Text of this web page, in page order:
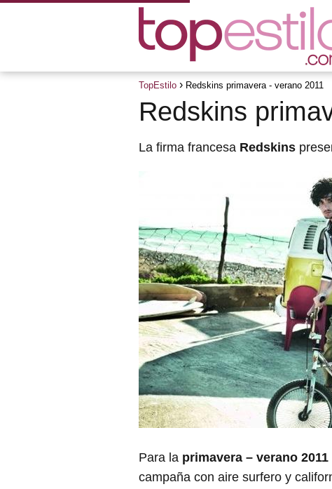
TopEstilo Redskins primavera - verano 2011
Redskins
La firma francesa Redskins
Para la primavera – verano 2011
campaña con aire surfero y